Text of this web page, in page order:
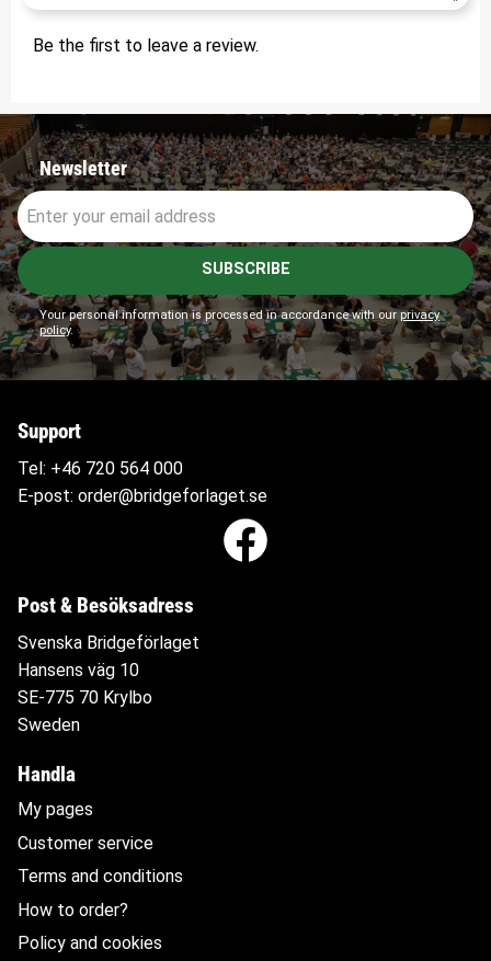
Be the first to leave a review.
Newsletter
SUBSCRIBE
Your personal information is processed in accordance with our privacy
policy.
Support
Tel: +46 720 564 000
E-post: order@bridgeforlaget.se
Post & Besöksadress
Svenska Bridgeförlaget
Hansens väg 10
SE-775 70 Krylbo
Sweden
Handla
My pages
Customer service
Terms and conditions
How to order?
Policy and cookies